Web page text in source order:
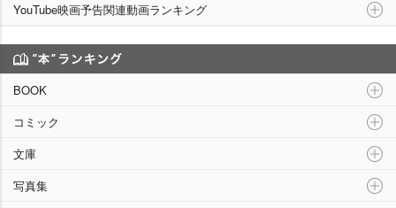
YouTube映画予告関連動画ランキング
BOOK
コミック
文庫
写真集